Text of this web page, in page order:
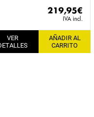
219,95€
IVA incl.
VER
AÑADIR AL
CARRITO